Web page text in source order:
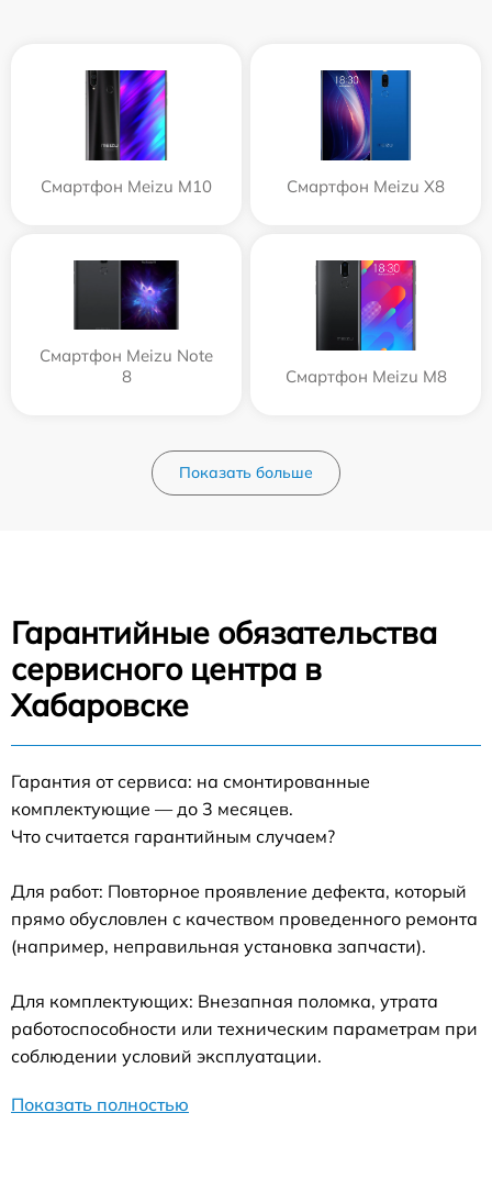
Смартфон Meizu M10 Смартфон Meizu X8
Смартфон Meizu Note
8
Смартфон Meizu M8
Показать больше
Гарантийные обязательства
сервисного центра в
Хабаровске
Гарантия от сервиса: на смонтированные
комплектующие — до 3 месяцев.
Что считается гарантийным случаем?
Для работ: Повторное проявление дефекта, который
прямо обусловлен с качеством проведенного ремонта
(например, неправильная установка запчасти).
Для комплектующих: Внезапная поломка, утрата
работоспособности или техническим параметрам при
соблюдении условий эксплуатации.
Показать полностью